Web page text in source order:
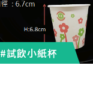
#試飲小紙杯